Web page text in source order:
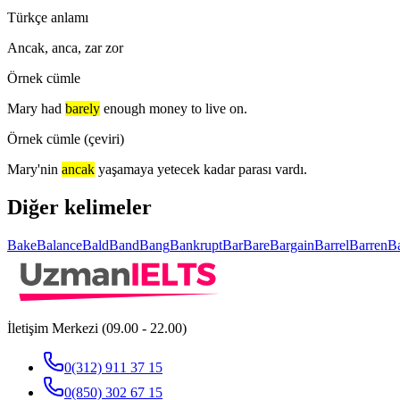
Türkçe anlamı
Ancak, anca, zar zor
Örnek cümle
Mary had barely enough money to live on.
Örnek cümle (çeviri)
Mary'nin ancak yaşamaya yetecek kadar parası vardı.
Diğer kelimeler
BakeBalanceBaldBandBangBankruptBarBareBargainBarrelBarren
İletişim Merkezi (09.00 - 22.00)
0(312) 911 37 15
0(850) 302 67 15